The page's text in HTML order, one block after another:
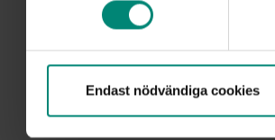
Endast nödvändiga cookies
Årsredovisning 2016